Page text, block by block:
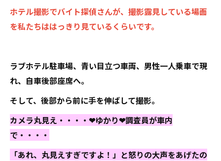
ホテル撮影でバイト探偵さんが、撮影露見している場面
を私たちははっきり見ているくらいです。
ラブホテル駐車場、青い目立つ車両、男性一人乗車で現
れ、自車後部座席へ。
そして、後部から前に手を伸ばして撮影。
カメラ丸見え・・・・❤ゆかり❤調査員が車内
で・・・・
「あれ、丸見えすぎですよ！」と怒りの大声をあげたの